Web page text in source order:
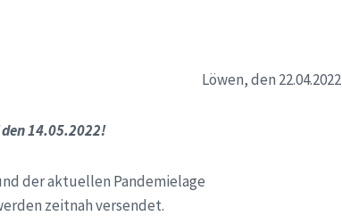
Löwen, den 22.04.2022
14.05.2022!
der aktuellen Pandemielage
zeitnah versendet.